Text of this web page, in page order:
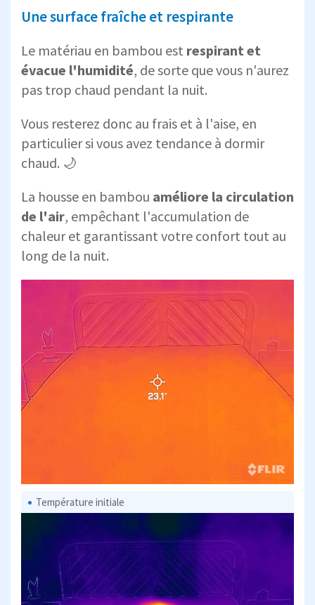
Une surface fraîche et respirante
Le matériau en bambou est respirant et
évacue l'humidité, de sorte que vous n'aurez
pas trop chaud pendant la nuit.
Vous resterez donc au frais et à l'aise, en
particulier si vous avez tendance à dormir
chaud. 🌙
La housse en bambou améliore la circulation
de l'air, empêchant l'accumulation de
chaleur et garantissant votre confort tout au
long de la nuit.
Température initiale